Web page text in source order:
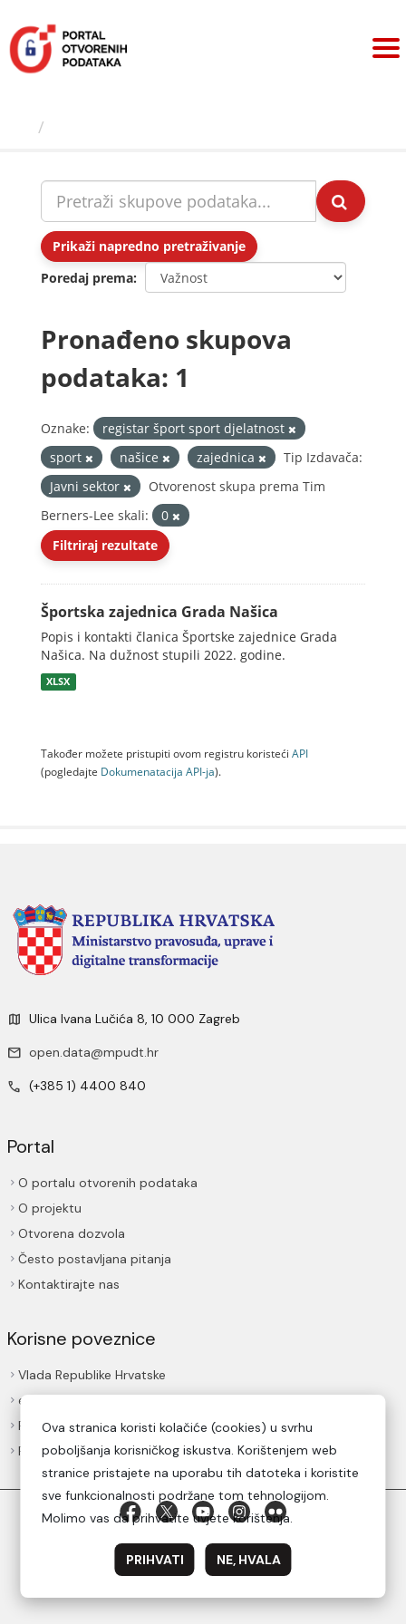
sadržaj
Prikaži napredno pretraživanje
Poredaj prema
Pronađeno skupova
podataka: 1
Oznake:
registar šport sport djelatnost
sport
našice zajednica
Tip Izdavača:
Javni sektor
Otvorenost skupa prema Tim
Berners-Lee skali:
0
Filtriraj rezultate
Športska zajednica Grada Našica
Popis i kontakti članica Športske zajednice Grada
Našica. Na dužnost stupili 2022. godine.
XLSX
Također možete pristupiti ovom registru koristeći API
(pogledajte Dokumenаtаcijа API-jа).